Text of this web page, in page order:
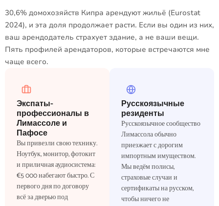
30,6% домохозяйств Кипра арендуют жильё (Eurostat
2024), и эта доля продолжает расти. Если вы один из них,
ваш арендодатель страхует здание, а не ваши вещи.
Пять профилей арендаторов, которые встречаются мне
чаще всего.
Экспаты-
профессионалы в
Лимассоле и
Пафосе
Вы привезли свою технику.
Ноутбук, монитор, фотокит
и приличная аудиосистема:
€5 000 набегают быстро. С
первого дня по договору
всё за дверью под
Русскоязычные
резиденты
Русскоязычное сообщество
Лимассола обычно
приезжает с дорогим
импортным имуществом.
Мы ведём полисы,
страховые случаи и
сертификаты на русском,
чтобы ничего не